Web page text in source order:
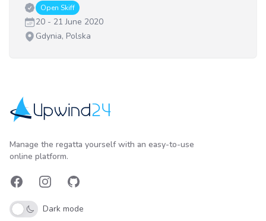
Classes:Open Skiff
Date:20 - 21 June 2020
Venue:
Gdynia, Polska
Manage the regatta yourself with an easy-to-use
online platform.
FacebookInstagramGitHub
Dark mode